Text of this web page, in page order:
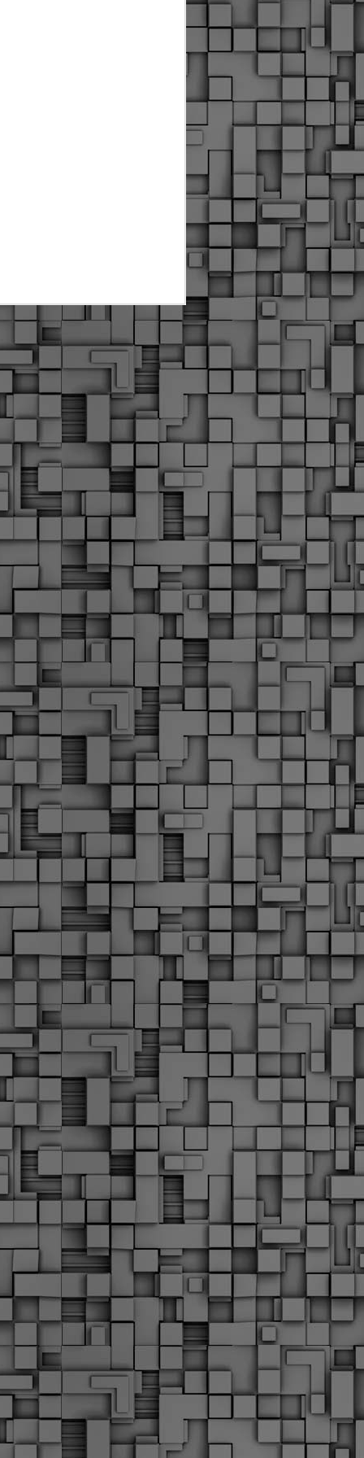
αστυνομικούς, οι οποίοι έχουν
εκπαίδευσή τους και
καθήκοντα.
ο Δήμος παρέλαβε τρία
MAY
25
Δημοτική Αστυνομία
Θεσσαλονίκης:
Διοικητικά πρόστιμα
ύψους 11.350€ σε
εργολάβους για
παραβάσεις σε έργα
Ο.Κ.Ω
Η Δημοτική Αστυνομία
Θεσσαλονίκης βεβαίωσε κατά
τις προηγούμενες ημέρες
πρόστιμα για 11 διοικητικές
παραβάσεις που έλαβαν
εργασιών από εργολαβικά
συνεργεία και οι οποίες
αφορούσαν εκτέλεση
εργασιών χωρίς νόμιμη
σήμανση και στην απόθεση
υλικών – εργαλείων εκτός του
προβλεπόμενου εργοταξίου.